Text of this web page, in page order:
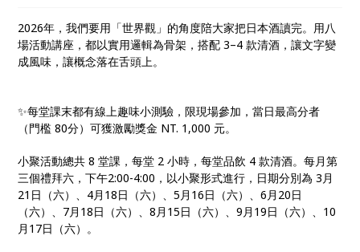
2026年，我們要用「世界觀」的角度陪大家把日本酒讀完。用八
場活動講座，都以實用邏輯為骨架，搭配 3–4 款清酒，讓文字變
成風味，讓概念落在舌頭上。
✨每堂課末都有線上趣味小測驗，限現場參加，當日最高分者
（門檻 80分）可獲激勵獎金 NT. 1,000 元。
小聚活動總共 8 堂課，每堂 2 小時，每堂品飲 4 款清酒。每月第
三個禮拜六，下午2:00-4:00，以小聚形式進行，日期分別為 3月
21日（六）、4月18日（六）、5月16日（六）、6月20日
（六）、7月18日（六）、8月15日（六）、9月19日（六）、10
月17日（六）。